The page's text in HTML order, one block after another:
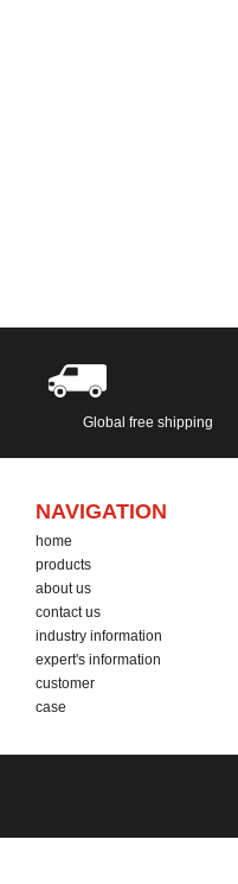
Global free shipping
NAVIGATION
home
products
about us
contact us
industry information
expert's information
customer
case